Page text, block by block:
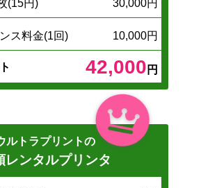
(15円) 30,000円
ス料金(1回) 10,000円
42,000 円
ルトラプリントの
レンタルプリンタ